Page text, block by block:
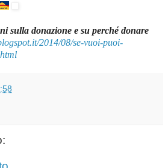
sulla donazione e su perché donare
2014/08/se-vuoi-puoi-